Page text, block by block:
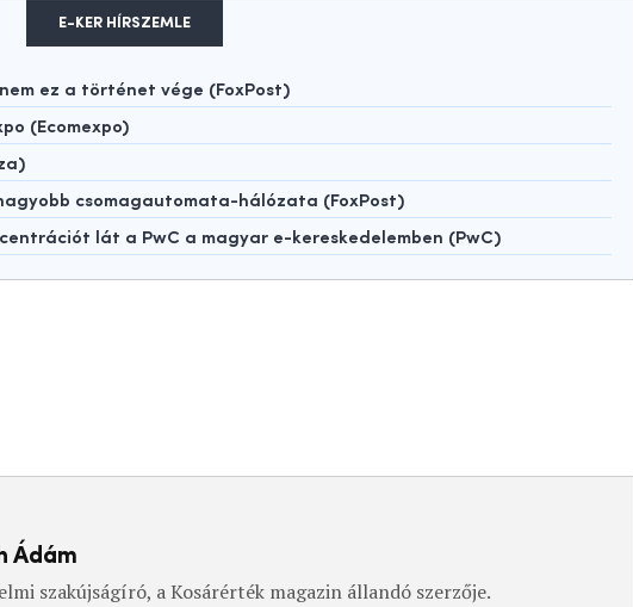
E-KER HÍRSZEMLE
ez a történet vége (FoxPost)
(Ecomexpo)
csomagautomata-hálózata (FoxPost)
lát a PwC a magyar e-kereskedelemben (PwC)
Ádám
szakújságíró, a Kosárérték magazin állandó szerzője.